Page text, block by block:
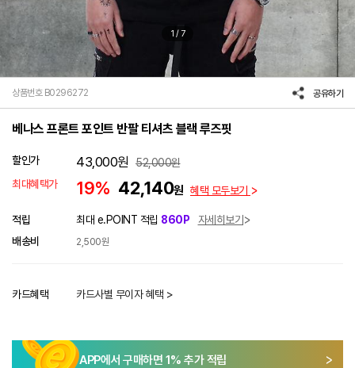
1 / 7
상품번호 B0296272 공유하기
베나스 프론트 포인트 반팔 티셔츠 블랙 루즈핏
할인가 43,000원 52,000원
최대혜택가
19% 42,140원 혜택 모두보기
적립 최대 e.POINT 적립 860P
자세히보기
배송비
2,500원
카드혜택 카드사별 무이자 혜택 >
APP에서 구매하면 1% 추가 적립